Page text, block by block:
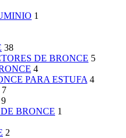
1
38
DE BRONCE 5
4
PARA ESTUFA 4
7
9
BRONCE 1
2